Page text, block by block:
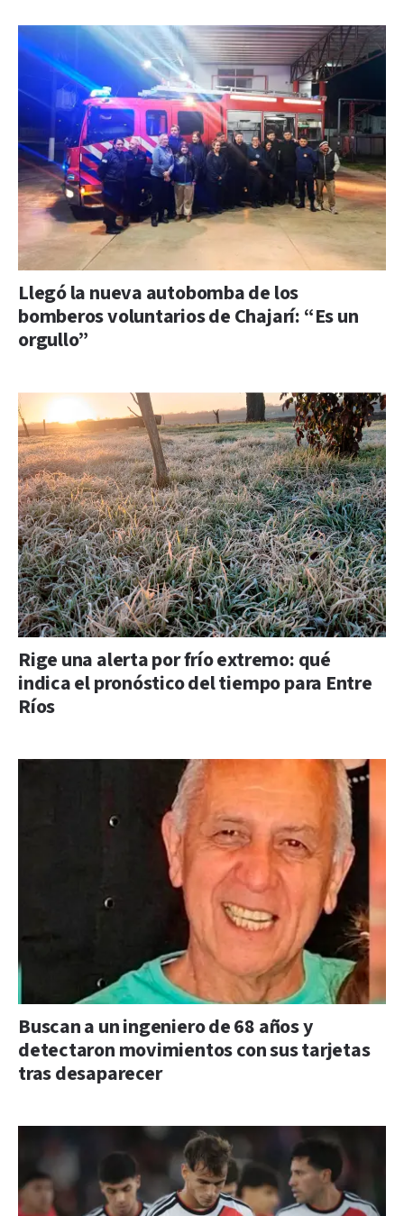
Llegó la nueva autobomba de los
bomberos voluntarios de Chajarí: “Es un
orgullo”
Rige una alerta por frío extremo: qué
indica el pronóstico del tiempo para Entre
Ríos
Buscan a un ingeniero de 68 años y
detectaron movimientos con sus tarjetas
tras desaparecer